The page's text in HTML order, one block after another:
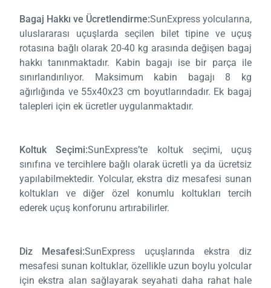
Bagaj Hakkı ve Ücretlendirme:SunExpress yolcularına,
uluslararası uçuşlarda seçilen bilet tipine ve uçuş
rotasına bağlı olarak 20-40 kg arasında değişen bagaj
hakkı tanınmaktadır. Kabin bagajı ise bir parça ile
sınırlandırılıyor. Maksimum kabin bagajı 8 kg
ağırlığında ve 55x40x23 cm boyutlarındadır. Ek bagaj
talepleri için ek ücretler uygulanmaktadır.
Koltuk Seçimi:SunExpress’te koltuk seçimi, uçuş
sınıfına ve tercihlere bağlı olarak ücretli ya da ücretsiz
yapılabilmektedir. Yolcular, ekstra diz mesafesi sunan
koltukları ve diğer özel konumlu koltukları tercih
ederek uçuş konforunu artırabilirler.
Diz Mesafesi:SunExpress uçuşlarında ekstra diz
mesafesi sunan koltuklar, özellikle uzun boylu yolcular
için ekstra alan sağlayarak seyahati daha rahat hale